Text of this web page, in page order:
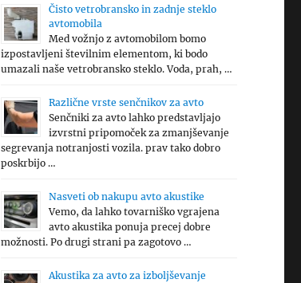
Čisto vetrobransko in zadnje steklo
avtomobila
Med vožnjo z avtomobilom bomo
izpostavljeni številnim elementom, ki bodo
umazali naše vetrobransko steklo. Voda, prah, …
Različne vrste senčnikov za avto
Senčniki za avto lahko predstavljajo
izvrstni pripomoček za zmanjševanje
segrevanja notranjosti vozila. prav tako dobro
poskrbijo …
Nasveti ob nakupu avto akustike
Vemo, da lahko tovarniško vgrajena
avto akustika ponuja precej dobre
možnosti. Po drugi strani pa zagotovo …
Akustika za avto za izboljševanje